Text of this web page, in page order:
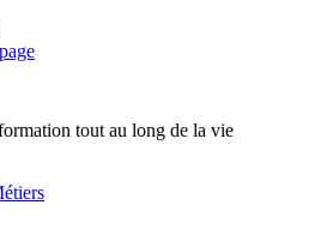
tout au long de la vie